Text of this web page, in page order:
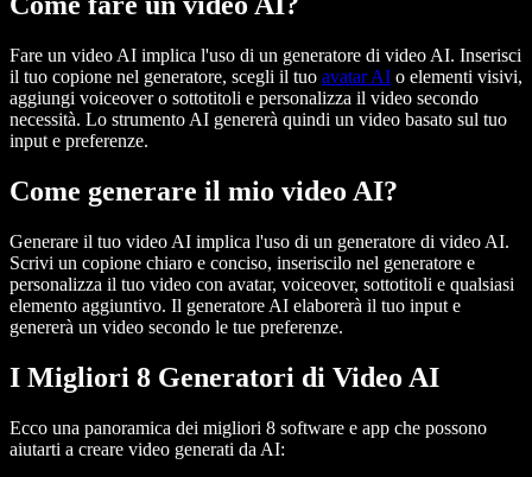
Fare un video AI implica l'uso di un generatore di video AI. Inserisci
il tuo copione nel generatore, scegli il tuo avatar AI o elementi visivi,
aggiungi voiceover o sottotitoli e personalizza il video secondo
necessità. Lo strumento AI genererà quindi un video basato sul tuo
input e preferenze.
Come generare il mio video AI?
Generare il tuo video AI implica l'uso di un generatore di video AI.
Scrivi un copione chiaro e conciso, inseriscilo nel generatore e
personalizza il tuo video con avatar, voiceover, sottotitoli e qualsiasi
elemento aggiuntivo. Il generatore AI elaborerà il tuo input e
genererà un video secondo le tue preferenze.
I Migliori 8 Generatori di Video AI
Ecco una panoramica dei migliori 8 software e app che possono
aiutarti a creare video generati da AI: